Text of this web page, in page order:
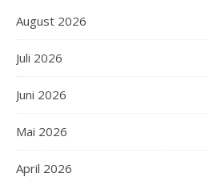
August 2026
Juli 2026
Juni 2026
Mai 2026
April 2026